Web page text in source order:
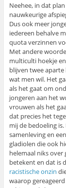
Neehee, in dat
nauwkeurige
Dus ook meer
iedereen behalve
quota verzinnen
Met andere
multiculti hoekje
blijven twee aparte
wat men wil. Het
als het gaat om
jongeren aan het
vrouwen als het
dat precies het
mij de bedoeling
samenleving en
gladiolen die ook
helemaal niks over
betekent en dat is
racistische onzin
waarop